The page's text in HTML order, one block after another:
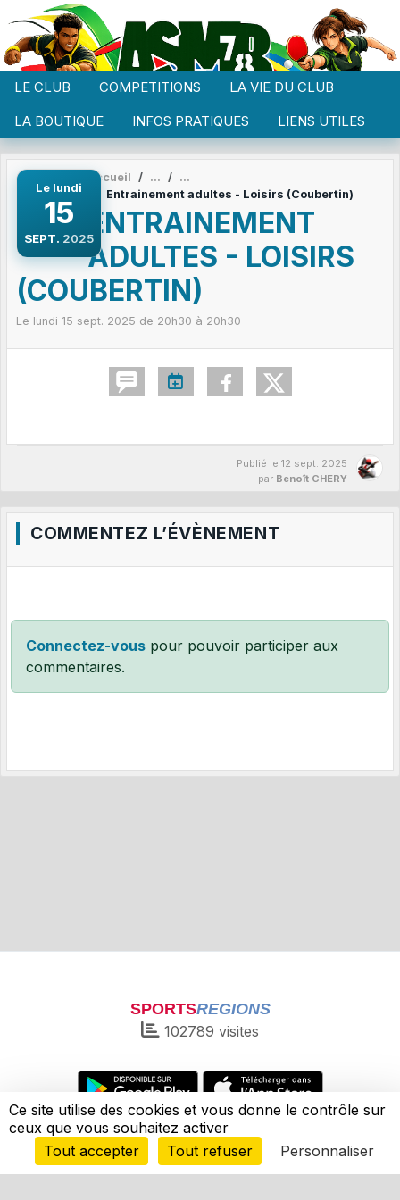
LE CLUB COMPETITIONS
LA VIE DU CLUB
LA BOUTIQUE
INFOS PRATIQUES LIENS UTILES
Le lundi
15
SEPT. 2025
Accueil
Entrainement adultes - Loisirs (Coubertin)
ENTRAINEMENT
ADULTES - LOISIRS
(COUBERTIN)
Le lundi 15 sept. 2025 de 20h30 à 20h30
Publié le 12 sept. 2025
par Benoît CHERY
COMMENTEZ L’ÉVÈNEMENT
Connectez-vous pour pouvoir participer aux
commentaires.
SPORTSREGIONS
102789 visites
Charte cookies
Gestion des cookies
Informations légales
Signaler un contenu inapproprié
Envie de participer ? Connexion
Panneau de gestion des cookies
Ce site utilise des cookies et vous donne le contrôle sur
ceux que vous souhaitez activer
Tout accepter
Tout refuser Personnaliser